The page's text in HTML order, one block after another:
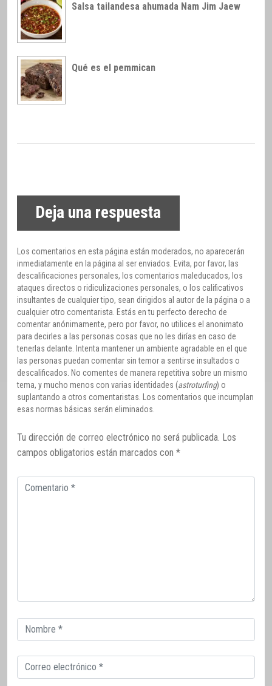
Salsa tailandesa ahumada Nam Jim Jaew
Qué es el pemmican
Deja una respuesta
Los comentarios en esta página están moderados, no aparecerán
inmediatamente en la página al ser enviados. Evita, por favor, las
descalificaciones personales, los comentarios maleducados, los
ataques directos o ridiculizaciones personales, o los calificativos
insultantes de cualquier tipo, sean dirigidos al autor de la página o a
cualquier otro comentarista. Estás en tu perfecto derecho de
comentar anónimamente, pero por favor, no utilices el anonimato
para decirles a las personas cosas que no les dirías en caso de
tenerlas delante. Intenta mantener un ambiente agradable en el que
las personas puedan comentar sin temor a sentirse insultados o
descalificados. No comentes de manera repetitiva sobre un mismo
tema, y mucho menos con varias identidades (astroturfing) o
suplantando a otros comentaristas. Los comentarios que incumplan
esas normas básicas serán eliminados.
Tu dirección de correo electrónico no será publicada. Los
campos obligatorios están marcados con *
Comentario
Correo
electrónico
Correo
electrónico